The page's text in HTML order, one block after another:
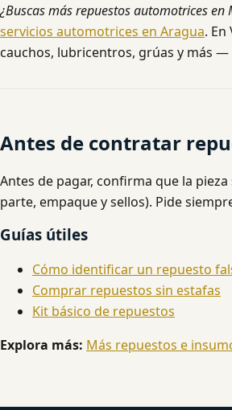
¿Buscas más repuestos automotrices en
servicios automotrices en Aragua.
cauchos, lubricentros, grúas y más
Antes de contratar
Antes de pagar, confirma que la
parte, empaque y sellos). Pide
Guías útiles
Cómo identificar un repuesto
Comprar repuestos sin estafas
Kit básico de repuestos
Explora más: Más repuestos e